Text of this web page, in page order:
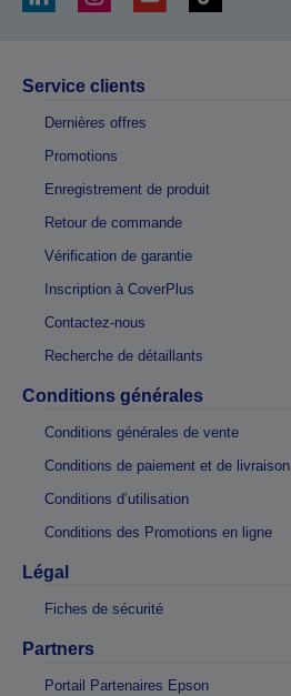
Service clients
Dernières offres
Promotions
Enregistrement de produit
Retour de commande
Vérification de garantie
Inscription à CoverPlus
Contactez-nous
Recherche de détaillants
Conditions générales
Conditions générales de vente
Conditions de paiement et de livraison
Conditions d’utilisation
Conditions des Promotions en ligne
Légal
Fiches de sécurité
Partners
Portail Partenaires Epson